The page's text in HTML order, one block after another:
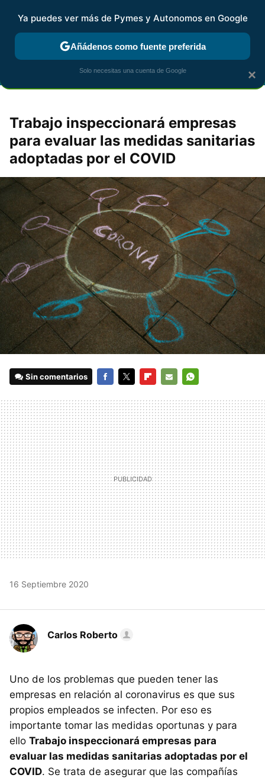
FISCALIDAD Y CONTABILIDAD KIT DIGITAL RENTA
Trabajo inspeccionará empresas
para evaluar las medidas sanitarias
adoptadas por el COVID
Sin comentarios
MAIL
16 Septiembre 2020
Carlos Roberto
Uno de los problemas que pueden tener las
empresas en relación al coronavirus es que sus
propios empleados se infecten. Por eso es
importante tomar las medidas oportunas y para
ello Trabajo inspeccionará empresas para
evaluar las medidas sanitarias adoptadas por el
COVID. Se trata de asegurar que las compañías
×
Ya puedes ver más de Pymes y Autonomos en Google
Añádenos como fuente preferida
Solo necesitas una cuenta de Google